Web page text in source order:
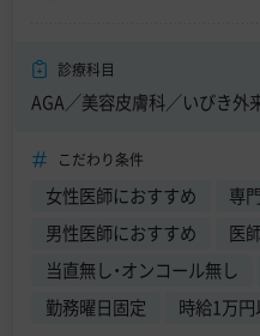
診療科目
AGA／美容皮膚科／いびき外
こだわり条件
女性医師におすすめ 専
男性医師におすすめ
医
当直無し・オンコール無し
勤務曜日固定
時給1万円